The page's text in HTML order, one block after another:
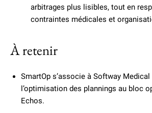
arbitrages plus lisibles, tout en
contraintes médicales et
À retenir
SmartOp s’associe à Softway
l’optimisation des plannings au bloc
Echos.